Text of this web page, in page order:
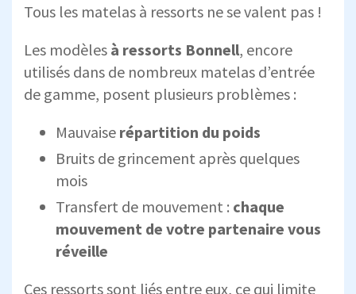
Tous les matelas à ressorts ne se valent pas !
Les modèles à ressorts Bonnell, encore
utilisés dans de nombreux matelas d’entrée
de gamme, posent plusieurs problèmes :
Mauvaise répartition du poids
Bruits de grincement après quelques
mois
Transfert de mouvement : chaque
mouvement de votre partenaire vous
réveille
Ces ressorts sont liés entre eux, ce qui limite